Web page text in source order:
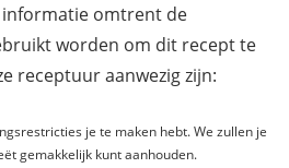
informatie omtrent de
worden om dit recept te
receptuur aanwezig zijn:
je te maken hebt. We zullen je
gemakkelijk kunt aanhouden.